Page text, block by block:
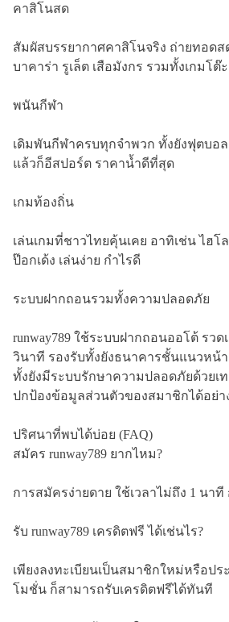
คาสิโนสด
สัมผัสบรรยากาศคาสิโนจริง ถ่ายทอดส
บาคาร่า รูเล็ต เสือมังกร รวมทั้งเกมโต๊
พนันกีฬา
เดิมพันกีฬาครบทุกจำพวก ทั้งยังฟุตบอ
แล้วก็อีสปอร์ต ราคาน้ำดีที่สุด
เกมท้องถิ่น
เล่นเกมที่ชาวไทยคุ้นเคย อาทิเช่น ไฮโ
ป๊อกเด้ง เล่นง่าย กำไรดี
ระบบฝากถอนรวมทั้งความปลอดภัย
runway789 ใช้ระบบฝากถอนออโต้ รวด
วินาที รองรับทั้งยังธนาคารชั้นแนวหน้า
ทั้งยังมีระบบรักษาความปลอดภัยด้วยเ
ปกป้องข้อมูลส่วนตัวของสมาชิกได้อย่
ปริศนาที่พบได้บ่อย (FAQ)
สมัคร runway789 ยากไหม?
การสมัครง่ายดาย ใช้เวลาไม่ถึง 1 นา
รับ runway789 เครดิตฟรี ได้เช่นไร?
เพียงลงทะเบียนเป็นสมาชิกใหม่หรือป
โมชั่น ก็สามารถรับเครดิตฟรีได้ทันที